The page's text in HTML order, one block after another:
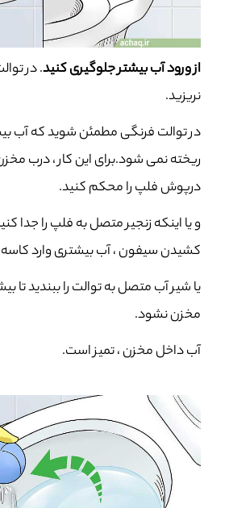
از ورود آب بیشتر جلوگیری کنید. در
نریزید.
در توالت فرنگی مطمئن شوید که آب
ریخته نمی شود.برای این کار ، درب
درپوش فلپ را محکم کنید.
و یا اینکه زنجیر متصل به فلپ را جدا
کشیدن سیفون ، آب بیشتری وارد
یا شیر آب متصل به توالت را ببندید تا
مخزن نشود.
آب داخل مخزن ، تمیز است.